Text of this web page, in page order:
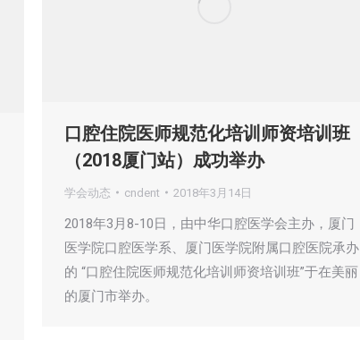
口腔住院医师规范化培训师资培训班
（2018厦门站）成功举办
学会动态 cndent 2018年3月14日
2018年3月8-10日，由中华口腔医学会主办，厦门
医学院口腔医学系、厦门医学院附属口腔医院承办
的 “口腔住院医师规范化培训师资培训班”于在美丽
的厦门市举办。